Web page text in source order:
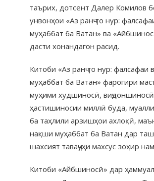
таърих, дотсент Далер Комилов
унвонҳои «Аз ранҷ то нур:
муҳаббат ба Ватан» ва
дасти хонандагон расид.
Китоби «Аз ранҷ то нур: фалсафаи
муҳаббат ба Ватан» фарогири
муҳими худшиносӣ,
ҳастишиносии миллӣ буда,
ба таҳлили арзишҳои ахлоқӣ,
нақши муҳаббат ба Ватан дар
шахсият таваҷҷуҳи махсус зоҳир
Китоби «Айбшиносӣ» дар